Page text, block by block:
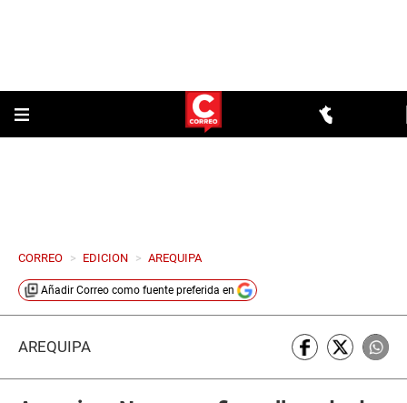
CORREO > EDICION > AREQUIPA
Añadir Correo como fuente preferida en
AREQUIPA